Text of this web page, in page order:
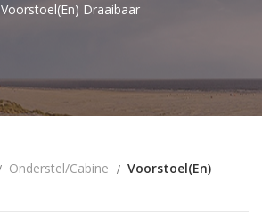
Voorstoel(en) Draaibaar
Onderstel/cabine
Voorstoel(en)